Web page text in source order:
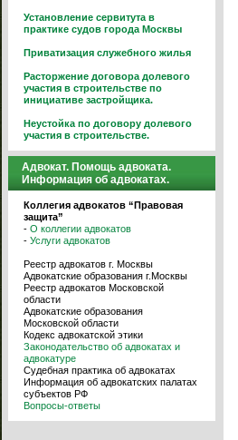
Установление сервитута в
практике судов города Москвы
Приватизация служебного жилья
Расторжение договора долевого
участия в строительстве по
инициативе застройщика.
Неустойка по договору долевого
участия в строительстве.
Адвокат. Помощь адвоката.
Информация об адвокатах.
Коллегия адвокатов “Правовая
защита”
- О коллегии адвокатов
- Услуги адвокатов
Реестр адвокатов г. Москвы
Адвокатские образования г.Москвы
Реестр адвокатов Московской
области
Адвокатские образования
Московской области
Кодекс адвокатской этики
Законодательство об адвокатах и
адвокатуре
Судебная практика об адвокатах
Информация об адвокатских палатах
субъектов РФ
Вопросы-ответы